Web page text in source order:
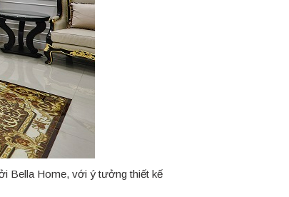
Bella Home, với ý tưởng thiết kế